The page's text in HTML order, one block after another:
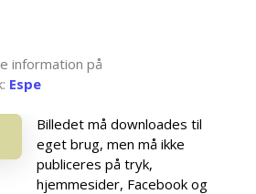
information på
Espe
Billedet må downloades til
eget brug, men må ikke
publiceres på tryk,
hjemmesider, Facebook og